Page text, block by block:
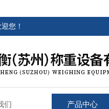
您！
们 产品中心